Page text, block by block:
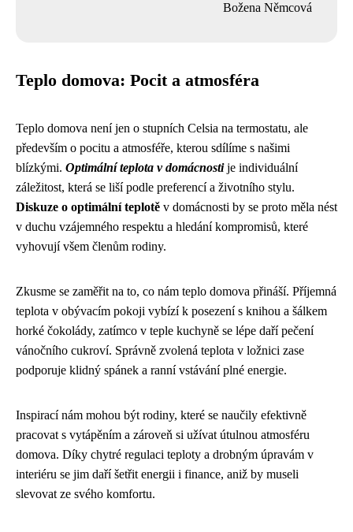
Božena Němcová
Teplo domova: Pocit a atmosféra
Teplo domova není jen o stupních Celsia na termostatu, ale
především o pocitu a atmosféře, kterou sdílíme s našimi
blízkými. Optimální teplota v domácnostije individuální
záležitost, která se liší podle preferencí a životního stylu.
Diskuze o optimální teplotě v domácnosti by se proto měla nést
v duchu vzájemného respektu a hledání kompromisů, které
vyhovují všem členům rodiny.
Zkusme se zaměřit na to, co nám teplo domova přináší. Příjemná
teplota v obývacím pokoji vybízí k posezení s knihou a šálkem
horké čokolády, zatímco v teple kuchyně se lépe daří pečení
vánočního cukroví. Správně zvolená teplota v ložnici zase
podporuje klidný spánek a ranní vstávání plné energie.
Inspirací nám mohou být rodiny, které se naučily efektivně
pracovat s vytápěním a zároveň si užívat útulnou atmosféru
domova. Díky chytré regulaci teploty a drobným úpravám v
interiéru se jim daří šetřit energii i finance, aniž by museli
slevovat ze svého komfortu.